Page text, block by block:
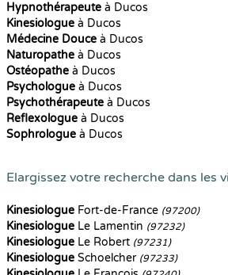
Hypnothérapeute à Ducos
Kinesiologue à Ducos
Médecine Douce à Ducos
Naturopathe à Ducos
Ostéopathe à Ducos
Psychologue à Ducos
Psychothérapeute à Ducos
Reflexologue à Ducos
Sophrologue à Ducos
Elargissez votre recherche dans les
Kinesiologue Fort-de-France (97200)
Kinesiologue Le Lamentin (97232)
Kinesiologue Le Robert (97231)
Kinesiologue Schoelcher (97233)